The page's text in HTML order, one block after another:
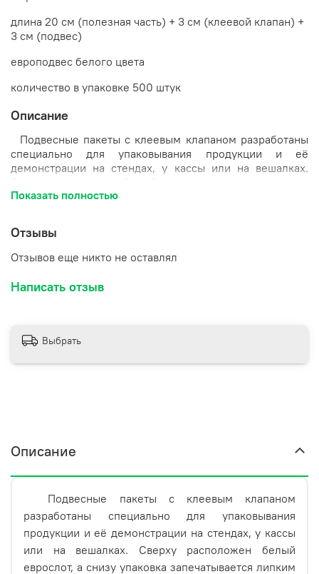
длина 20 см (полезная часть) + 3 см (клеевой клапан) +
3 см (подвес)
европодвес белого цвета
количество в упаковке 500 штук
Описание
Подвесные пакеты с клеевым клапаном разработаны
специально для упаковывания продукции и её
демонстрации на стендах, у кассы или на вешалках.
запечатывается липким слоем. Такие пакетики
и одновременно дают возможность рассмотреть
продукцию перед покупкой. Благодаря этому товару
обеспечивается защита от пыли, грязи, негативных
факторов окружающей среды во время примерки
товара клиентом.
Показать полностью
Отзывы
Отзывов еще никто не оставлял
Написать отзыв
Выбрать
Описание
Подвесные пакеты с клеевым клапаном
разработаны специально для упаковывания
продукции и её демонстрации на стендах, у кассы
или на вешалках. Сверху расположен белый
еврослот, а снизу упаковка запечатывается липким